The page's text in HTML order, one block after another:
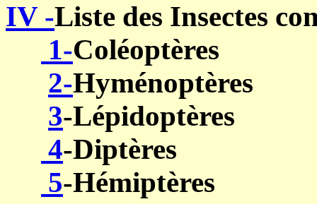
IV -Liste des Insectes
1-Coléoptères
2-Hyménoptères
3-Lépidoptères
4-Diptères
5-Hémiptères